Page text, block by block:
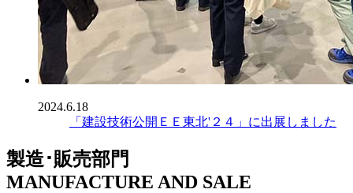
2024.6.18
「建設技術公開ＥＥ東北'２４」に出展しました
製造･販売部門
MANUFACTURE AND SALE